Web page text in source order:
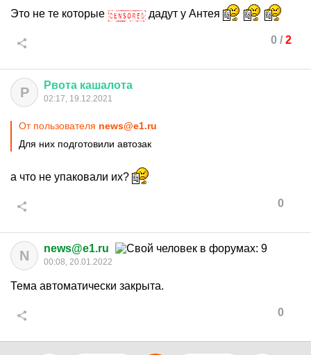
Это не те которые дадут у Антея
0 / 2
Р Рвота кашалота
02:17, 19.12.2021
От пользователя news@e1.ru
Для них подготовили автозак
а что не упаковали их?
0
N news@e1.ru
00:08, 20.01.2022
Тема автоматически закрыта.
0